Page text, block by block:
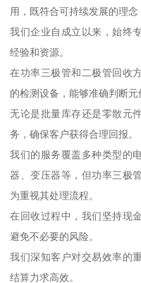
用，既符合可持续发展的理念
我们企业自成立以来，始终
经验和资源。
在功率三极管和二极管回收
的检测设备，能够准确判断元
无论是批量库存还是零散元
务，确保客户获得合理回报。
我们的服务覆盖多种类型的
器、变压器等，但功率三极
为重视其处理流程。
在回收过程中，我们坚持现
避免不必要的风险。
我们深知客户对交易效率的
结算力求高效。